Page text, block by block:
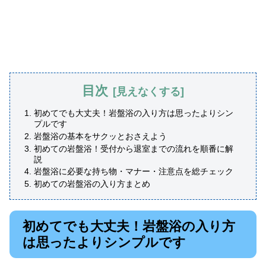
目次
初めてでも大丈夫！岩盤浴の入り方は思ったよりシン
プルです
岩盤浴の基本をサクッとおさえよう
初めての岩盤浴！受付から退室までの流れを順番に解
説
岩盤浴に必要な持ち物・マナー・注意点を総チェック
初めての岩盤浴の入り方まとめ
初めてでも大丈夫！岩盤浴の入り方
は思ったよりシンプルです